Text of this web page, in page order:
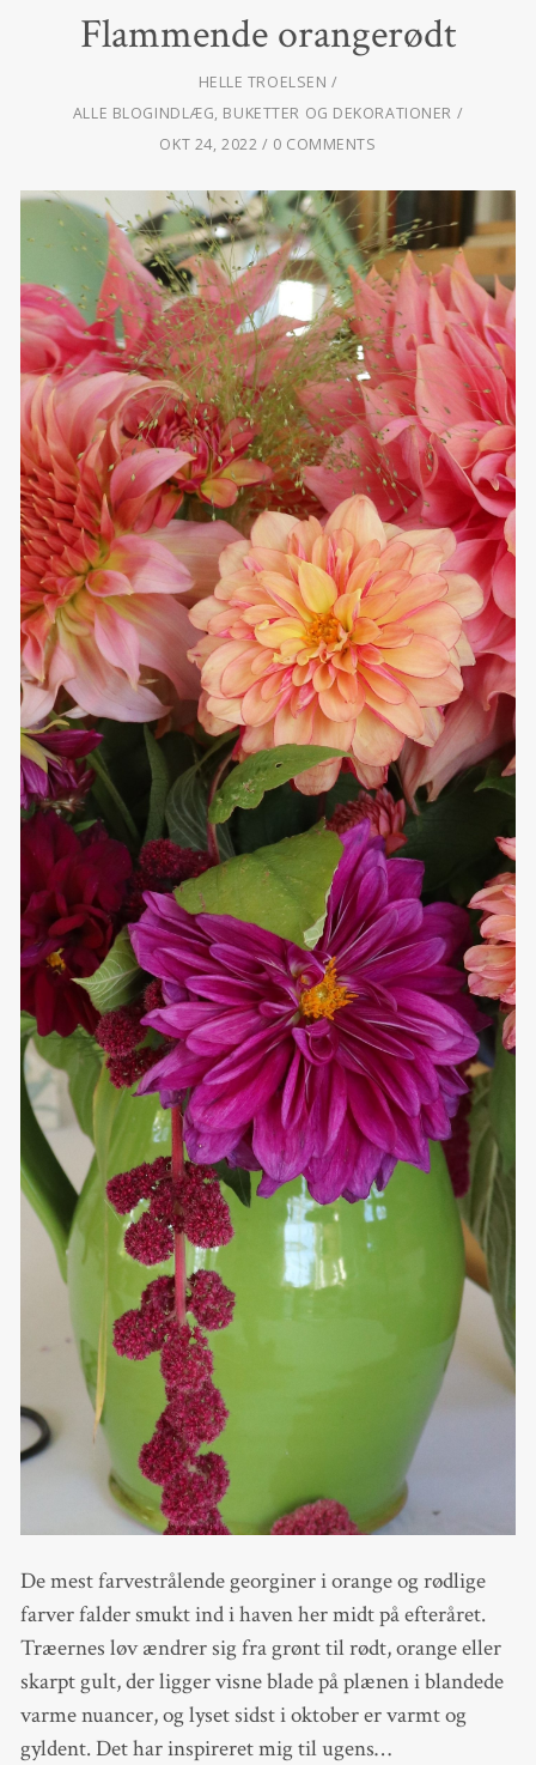
Flammende orangerødt
HELLE TROELSEN
ALLE BLOGINDLÆG, BUKETTER OG DEKORATIONER
OKT 24, 2022
0 COMMENTS
De mest farvestrålende georginer i orange og rødlige
farver falder smukt ind i haven her midt på efteråret.
Træernes løv ændrer sig fra grønt til rødt, orange eller
skarpt gult, der ligger visne blade på plænen i blandede
varme nuancer, og lyset sidst i oktober er varmt og
gyldent. Det har inspireret mig til ugens…